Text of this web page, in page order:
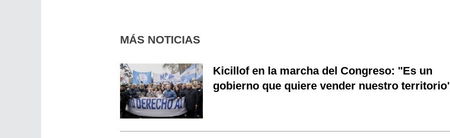
MÁS NOTICIAS
Kicillof en la marcha del Congreso: "Es un
gobierno que quiere vender nuestro